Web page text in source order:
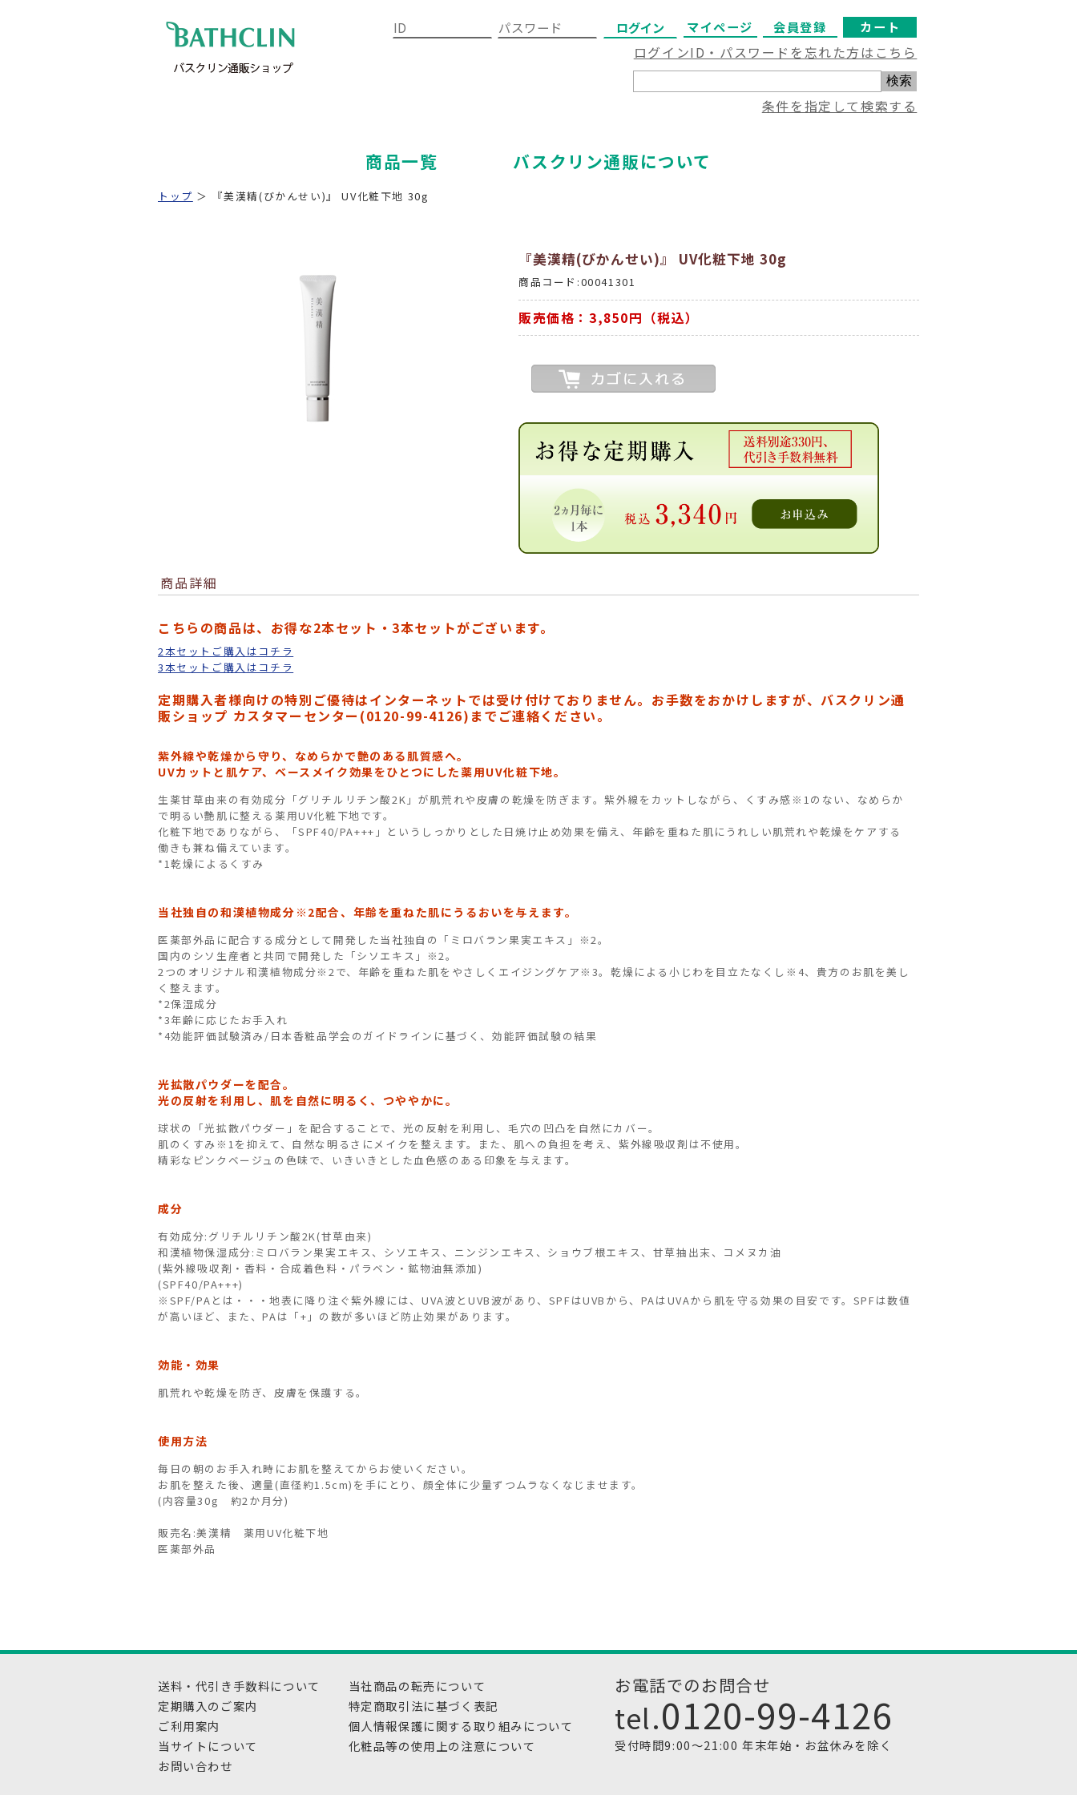
カート
会員登録
マイページ
ログインID・パスワードを忘れた方はこちら
条件を指定して検索する
商品一覧 バスクリン通販について
トップ ＞ 『美漢精(びかんせい)』 UV化粧下地 30g
『美漢精(びかんせい)』 UV化粧下地 30g
商品コード:00041301
販売価格：3,850円（税込）
商品詳細
こちらの商品は、お得な2本セット・3本セットがございます。
2本セットご購入はコチラ
3本セットご購入はコチラ
定期購入者様向けの特別ご優待はインターネットでは受け付けておりません。お手数をおかけしますが、バスクリン通
販ショップ カスタマーセンター(0120-99-4126)までご連絡ください。
紫外線や乾燥から守り、なめらかで艶のある肌質感へ。
UVカットと肌ケア、ベースメイク効果をひとつにした薬用UV化粧下地。
生薬甘草由来の有効成分「グリチルリチン酸2K」が肌荒れや皮膚の乾燥を防ぎます。紫外線をカットしながら、くすみ感※1のない、なめらか
で明るい艶肌に整える薬用UV化粧下地です。
化粧下地でありながら、「SPF40/PA+++」というしっかりとした日焼け止め効果を備え、年齢を重ねた肌にうれしい肌荒れや乾燥をケアする
働きも兼ね備えています。
*1乾燥によるくすみ
当社独自の和漢植物成分※2配合、年齢を重ねた肌にうるおいを与えます。
医薬部外品に配合する成分として開発した当社独自の「ミロバラン果実エキス」※2。
国内のシソ生産者と共同で開発した「シソエキス」※2。
2つのオリジナル和漢植物成分※2で、年齢を重ねた肌をやさしくエイジングケア※3。乾燥による小じわを目立たなくし※4、貴方のお肌を美し
く整えます。
*2保湿成分
*3年齢に応じたお手入れ
*4効能評価試験済み/日本香粧品学会のガイドラインに基づく、効能評価試験の結果
光拡散パウダーを配合。
光の反射を利用し、肌を自然に明るく、つややかに。
球状の「光拡散パウダー」を配合することで、光の反射を利用し、毛穴の凹凸を自然にカバー。
肌のくすみ※1を抑えて、自然な明るさにメイクを整えます。また、肌への負担を考え、紫外線吸収剤は不使用。
精彩なピンクベージュの色味で、いきいきとした血色感のある印象を与えます。
成分
有効成分:グリチルリチン酸2K(甘草由来)
和漢植物保湿成分:ミロバラン果実エキス、シソエキス、ニンジンエキス、ショウブ根エキス、甘草抽出末、コメヌカ油
(紫外線吸収剤・香料・合成着色料・パラベン・鉱物油無添加)
(SPF40/PA+++)
※SPF/PAとは・・・地表に降り注ぐ紫外線には、UVA波とUVB波があり、SPFはUVBから、PAはUVAから肌を守る効果の目安です。SPFは数値
が高いほど、また、PAは「+」の数が多いほど防止効果があります。
効能・効果
肌荒れや乾燥を防ぎ、皮膚を保護する。
使用方法
毎日の朝のお手入れ時にお肌を整えてからお使いください。
お肌を整えた後、適量(直径約1.5cm)を手にとり、顔全体に少量ずつムラなくなじませます。
(内容量30g 約2か月分)
販売名:美漢精 薬用UV化粧下地
医薬部外品
送料・代引き手数料について
定期購入のご案内
ご利用案内
当サイトについて
お問い合わせ
当社商品の転売について
特定商取引法に基づく表記
個人情報保護に関する取り組みについて
化粧品等の使用上の注意について
お電話でのお問合せ
tel.0120-99-4126
受付時間9:00～21:00 年末年始・お盆休みを除く